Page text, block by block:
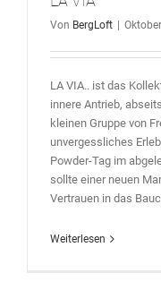
Von BergLoft |
LA VIA.. ist das
innere Antrieb,
kleinen Gruppe von
unvergessliches
Powder-Tag im
sollte einer neuen
Vertrauen in das
Weiterlesen